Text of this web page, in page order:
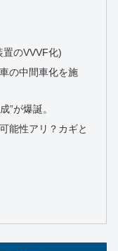
のVVVF化)
の中間車化を施
”が爆誕。
能性アリ？カギと